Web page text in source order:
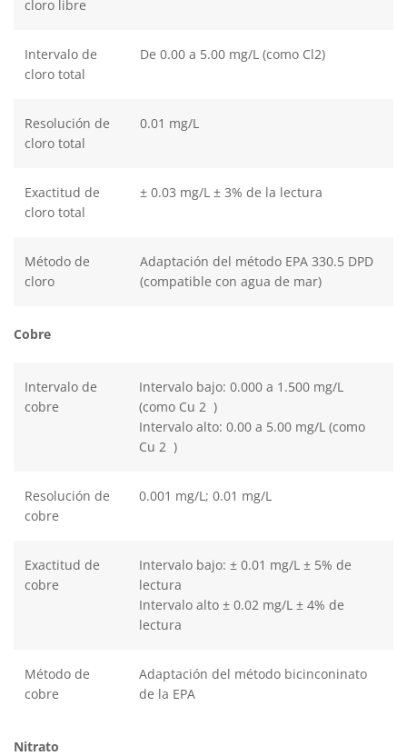
cloro libre
Intervalo de
cloro total
De 0.00 a 5.00 mg/L (como Cl2)
Resolución de
cloro total
0.01 mg/L
Exactitud de
cloro total
± 0.03 mg/L ± 3% de la lectura
Método de
cloro
Adaptación del método EPA 330.5 DPD
(compatible con agua de mar)
Cobre
Intervalo de
cobre
Intervalo bajo: 0.000 a 1.500 mg/L
(como Cu 2 )
Intervalo alto: 0.00 a 5.00 mg/L (como
Cu 2 )
Resolución de
cobre
0.001 mg/L; 0.01 mg/L
Exactitud de
cobre
Intervalo bajo: ± 0.01 mg/L ± 5% de
lectura
Intervalo alto ± 0.02 mg/L ± 4% de
lectura
Método de
cobre
Adaptación del método bicinconinato
de la EPA
Nitrato